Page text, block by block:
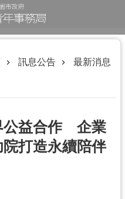
訊息公告 最新消息
公益合作 企業
打造永續陪伴